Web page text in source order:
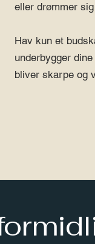
eller drømmer
Hav kun et
underbygger
bliver skarpe og